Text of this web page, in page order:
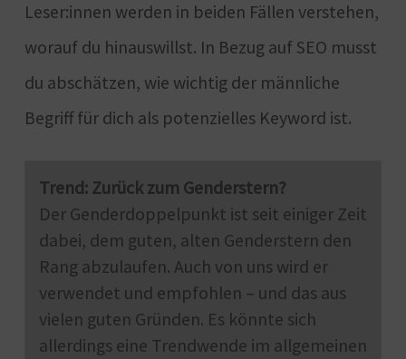
Leser:innen werden in beiden Fällen verstehen,
worauf du hinauswillst. In Bezug auf SEO musst
du abschätzen, wie wichtig der männliche
Begriff für dich als potenzielles Keyword ist.
Trend: Zurück zum Genderstern?
Der Genderdoppelpunkt ist seit einiger Zeit
dabei, dem guten, alten Genderstern den
Rang abzulaufen. Auch von uns wird er
verwendet und empfohlen – und das aus
vielen guten Gründen. Es könnte sich
allerdings eine Trendwende im allgemeinen